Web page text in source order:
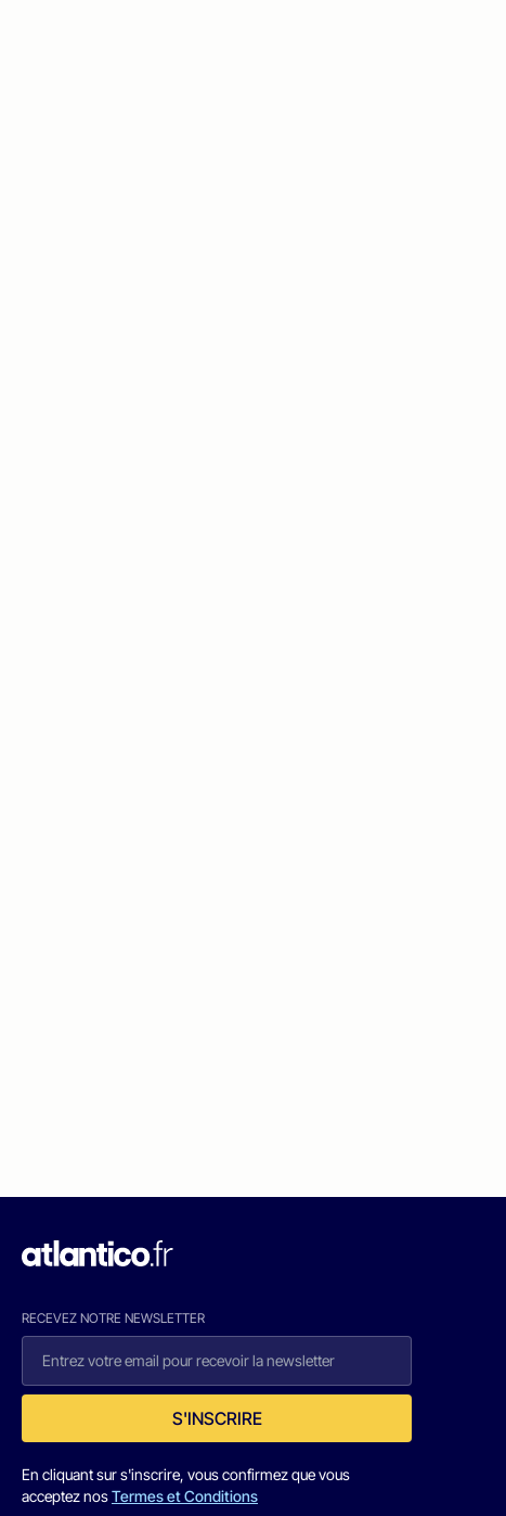
RECEVEZ NOTRE NEWSLETTER
S'INSCRIRE
En cliquant sur s'inscrire, vous confirmez que vous
acceptez nosTermes et Conditions